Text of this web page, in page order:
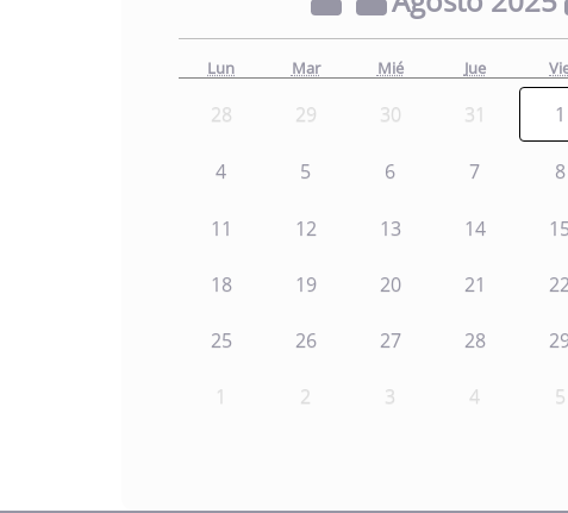
Lun Mar Mié Jue
28 29 30 31 1
4 5 6 7 8
11 12 13 14 15
18 19 20 21
25 26 27 28
1 2 3 4 5